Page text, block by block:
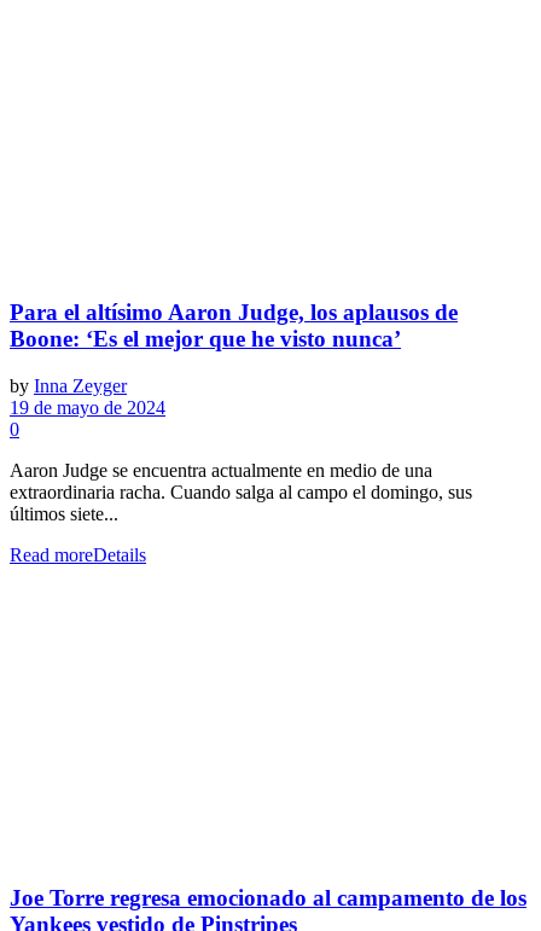
Para el altísimo Aaron Judge, los aplausos de
Boone: ‘Es el mejor que he visto nunca’
by Inna Zeyger
19 de mayo de 2024
0
Aaron Judge se encuentra actualmente en medio de una
extraordinaria racha. Cuando salga al campo el domingo, sus
últimos siete...
Read moreDetails
Joe Torre regresa emocionado al campamento de los
Yankees vestido de Pinstripes